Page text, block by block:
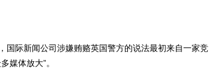
际新闻公司涉嫌贿赂英国警方的说法最初来自一家竞
媒体放大”。